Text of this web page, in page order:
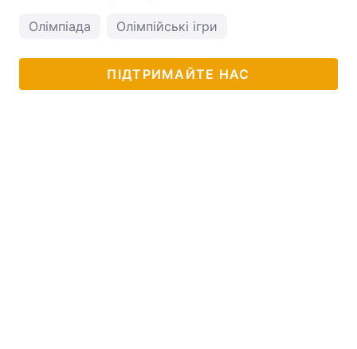
Олімпіада Олімпійські ігри
ПІДТРИМАЙТЕ НАС